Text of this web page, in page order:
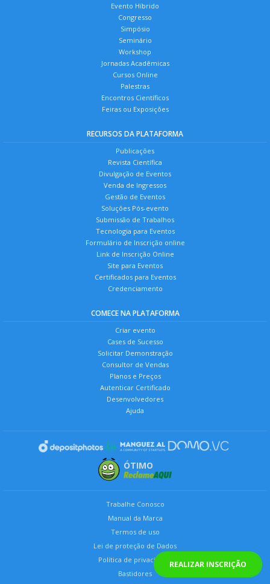
REALIZAR INSCRIÇÃO
Evento Híbrido
Congresso
Simpósio
Seminário
Workshop
Jornadas Acadêmicas
Cursos Online
Palestras
Encontros Científicos
Feiras ou Exposições
RECURSOS DA PLATAFORMA
Publicações
Revista Científica
Divulgação de Eventos
Venda de Ingressos
Gestão de Eventos
Soluções Pós-evento
Submissão de Trabalhos
Tecnologia para Eventos
Formulário de Inscrição online
Link de Inscrição Online
Site para Eventos
Certificados para Eventos
Credenciamento
COMECE NA PLATAFORMA
Criar evento
Cases de Sucesso
Solicitar Demonstração
Consultor de Vendas
Planos e Preços
Autenticar Certificado
Desenvolvedores
Ajuda
ÓTIMO
Trabalhe Conosco
Manual da Marca
Termos de uso
Lei de proteção de Dados
Política de privacidade
Bastidores